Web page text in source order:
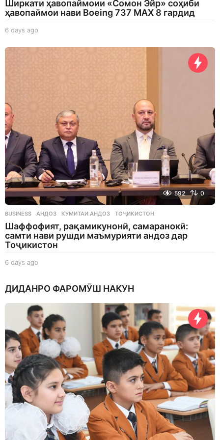
Ширкати ҳавопаймоии «Сомон Эйр» соҳиби
ҳавопаймои нави Boeing 737 MAX 8 гардид
6 days ago
a
592 0
BUSINESS АНДОЗ ,КУМИТАИ АНДОЗ ,ТОҶИКИСТОН
Шаффофият, рақамикунонӣ, самаранокӣ:
самти нави рушди маъмурияти андоз дар
Тоҷикистон
6 days ago
y
a
g
o
ДИДАНРО ФАРОМӮШ НАКУН